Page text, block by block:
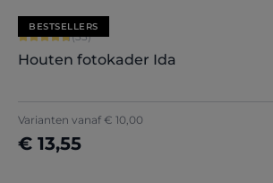
BESTSELLERS
Gemiddelde score van 4.79 op 5 sterren
(33)
Houten fotokader Ida
Varianten vanaf € 10,00
€ 13,55
Nu configureren